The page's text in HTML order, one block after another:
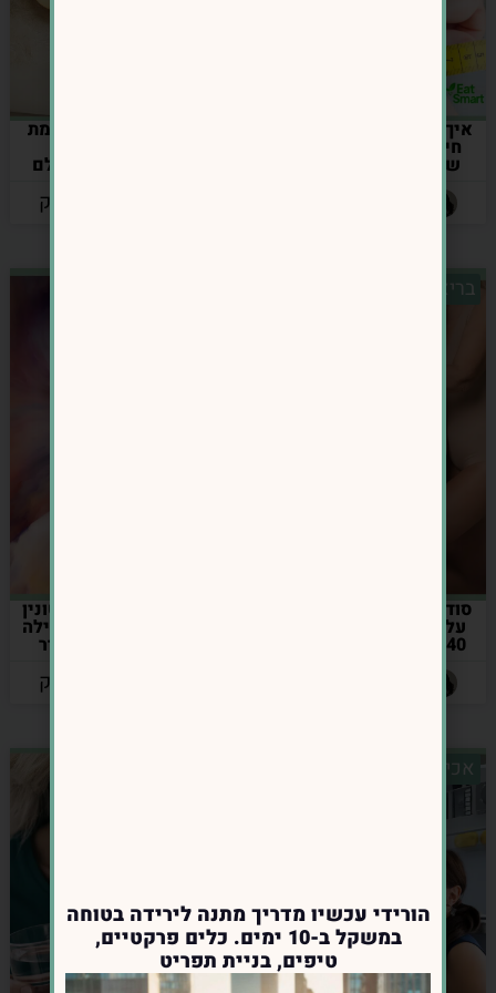
איך להיגמל מסוכר, להאיץ
חילוף חומרים ולהפחית
שומן בטני אחרי גיל 40
האם חומץ תפוחים באמת
שמאחורי הטרנד שכולם
מאת: אינס נרושק
בריאות מטבולית
סודות של נשים ששומרות
על משקל תקין אחרי גיל
40- מה הן עושות אחרת?
הקשר בין דופמין, סרוטונין
ומנגנוני תגמול לבין אכילה
רגשית ואיך להשתחרר
מאת: אינס נרושק
אכילה רגשית
הורידי עכשיו מדריך מתנה לירידה בטוחה
במשקל ב-10 ימים. כלים פרקטיים,
טיפים, בניית תפריט